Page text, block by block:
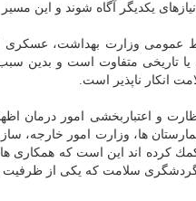
نیازهای یكدیگر آگاه شوند و این
عمومی وزارت بهداشت،
تاریخی متفاوت است و بدین
انكار ناپذیر است.
و اعتباربخشی امور
ها، وزارت امور خارجه،
كرده اند این است كه همكاری ها
سلامت كه یكی از ظرفیت